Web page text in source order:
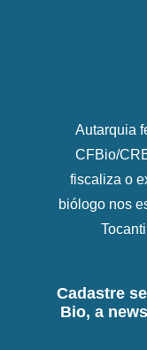
Autarquia
CFBio/
fiscaliza o
biólogo nos
Cadastre
Bio, a